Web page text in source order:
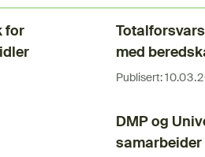
for
med
Publisert:
DMP og
samarbeider